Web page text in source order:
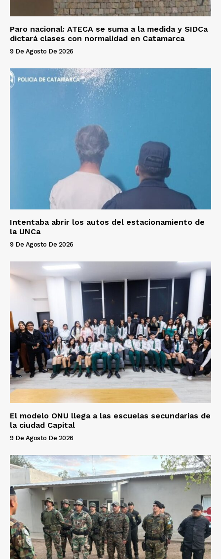
Paro nacional: ATECA se suma a la medida y SIDCa
dictará clases con normalidad en Catamarca
9 De Agosto De 2026
Intentaba abrir los autos del estacionamiento de
la UNCa
9 De Agosto De 2026
El modelo ONU llega a las escuelas secundarias de
la ciudad Capital
9 De Agosto De 2026